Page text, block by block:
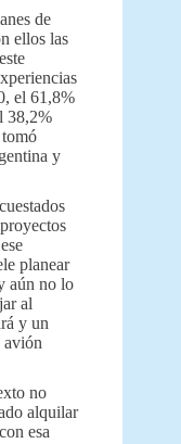
de
ellos las
el 61,8%
38,2%
y
planear
aún no lo
al
y un
avión
no
alquilar
esa